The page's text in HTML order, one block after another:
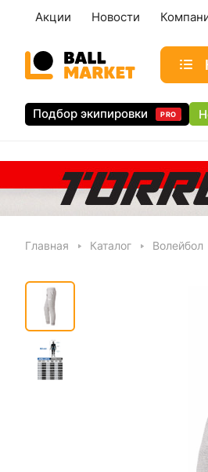
Акции Новости
Подбор экипировки PRO
Главная Каталог Волейбол